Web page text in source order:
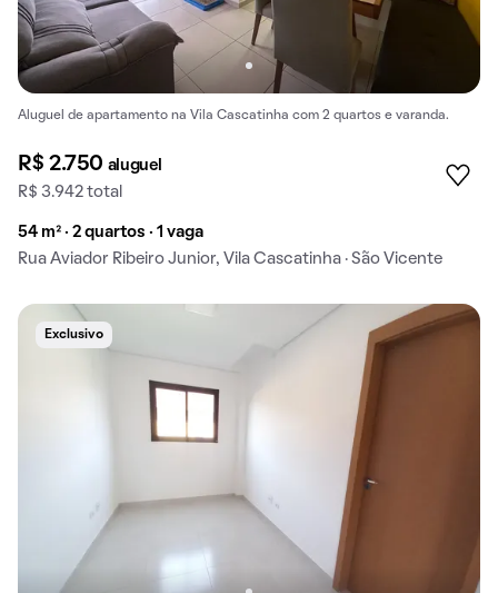
Aluguel de apartamento na Vila Cascatinha com 2 quartos e varanda.
R$ 2.750 aluguel
R$ 3.942 total
54 m² · 2 quartos · 1 vaga
Rua Aviador Ribeiro Junior, Vila Cascatinha · São Vicente
Exclusivo